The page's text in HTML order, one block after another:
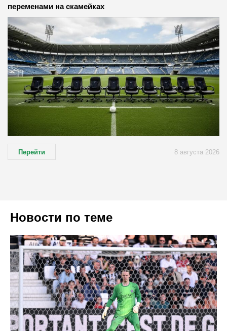
Новости по теме
переменами на скамейках
Перейти 8 августа 2026